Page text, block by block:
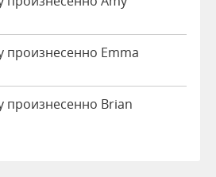
произнесенно Emma
произнесенно Brian